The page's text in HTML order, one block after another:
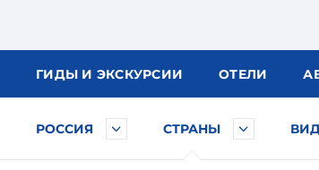
ГИДЫ И ЭКСКУРСИИ ОТЕЛИ
РОССИЯ СТРАНЫ